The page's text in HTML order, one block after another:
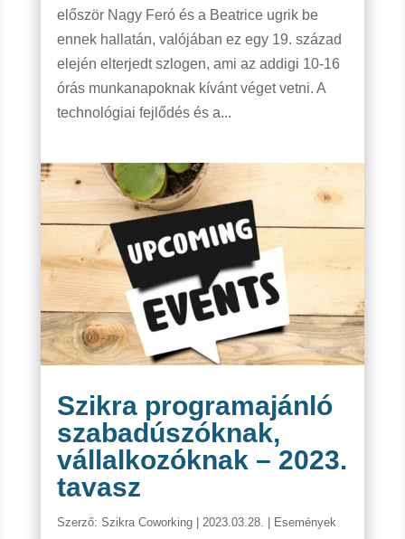
először Nagy Feró és a Beatrice ugrik be
ennek hallatán, valójában ez egy 19. század
elején elterjedt szlogen, ami az addigi 10-16
órás munkanapoknak kívánt véget vetni. A
technológiai fejlődés és a...
Szikra programajánló
szabadúszóknak,
vállalkozóknak – 2023.
tavasz
Szerző: Szikra Coworking| 2023.03.28. Események